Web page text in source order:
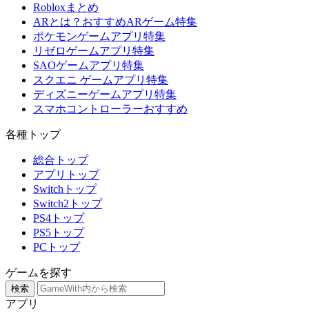
Robloxまとめ
ARとは？おすすめARゲーム特集
ポケモンゲームアプリ特集
リゼロゲームアプリ特集
SAOゲームアプリ特集
スクエニ ゲームアプリ特集
ディズニーゲームアプリ特集
スマホコントローラーおすすめ
各種トップ
総合トップ
アプリトップ
Switchトップ
Switch2トップ
PS4トップ
PS5トップ
PCトップ
ゲームを探す
検索
アプリ